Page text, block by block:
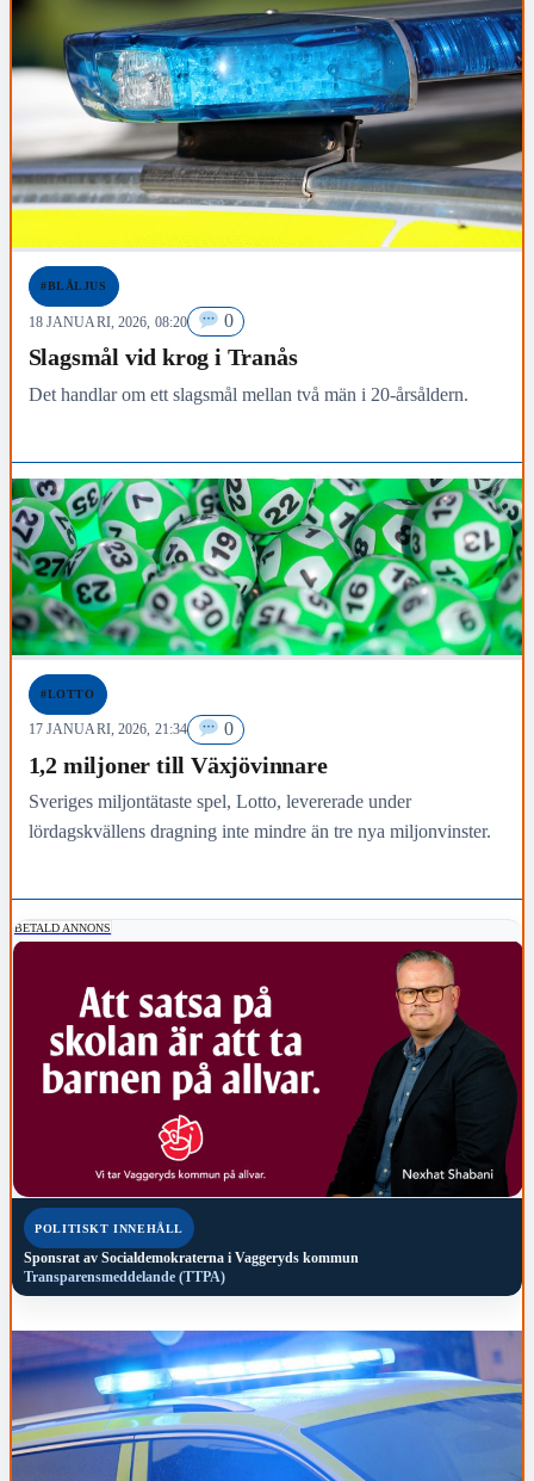
#BLÅLJUS
18 JANUARI, 2026, 08:20 0
Slagsmål vid krog i Tranås
Det handlar om ett slagsmål mellan två män i 20-årsåldern.
#LOTTO
17 JANUARI, 2026, 21:34 0
1,2 miljoner till Växjövinnare
Sveriges miljontätaste spel, Lotto, levererade under
lördagskvällens dragning inte mindre än tre nya miljonvinster.
BETALD ANNONS
POLITISKT INNEHÅLL
Sponsrat av Socialdemokraterna i Vaggeryds kommun
Transparensmeddelande (TTPA)